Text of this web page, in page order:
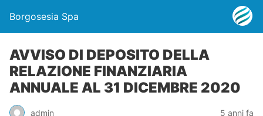
Borgosesia Spa
AVVISO DI DEPOSITO DELLA
RELAZIONE FINANZIARIA
ANNUALE AL 31 DICEMBRE 2020
admin 5 anni fa